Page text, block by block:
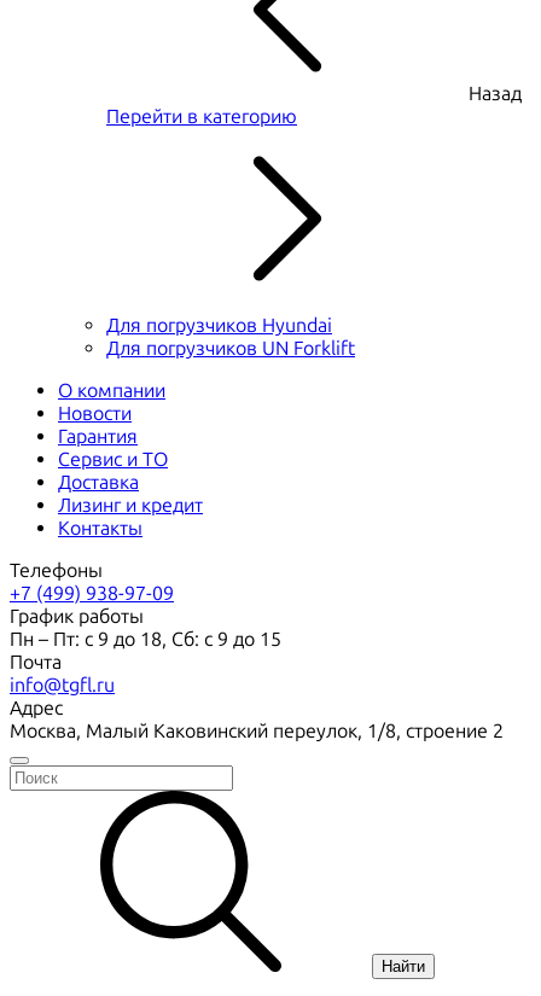
Назад
Перейти в категорию
Для погрузчиков Hyundai
Для погрузчиков UN Forklift
О компании
Новости
Гарантия
Сервис и ТО
Доставка
Лизинг и кредит
Контакты
Телефоны
+7 (499) 938-97-09
График работы
Пн – Пт: с 9 до 18, Сб: с 9 до 15
Почта
info@tgfl.ru
Адрес
Москва, Малый Каковинский переулок, 1/8, строение 2
Найти